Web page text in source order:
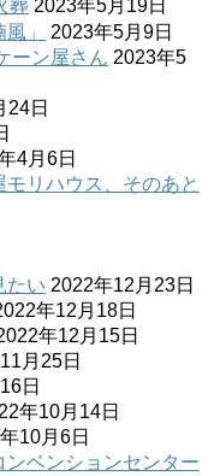
葬 2023年5月19日
」
2023年5月9日
ーン屋さん 2023年5
24日
4月6日
リハウス、そのあと
たい 2022年12月23日
年12月18日
年12月15日
月25日
日
年10月14日
10月6日
ベンションセンター